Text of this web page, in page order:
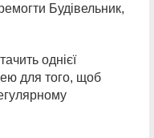
Будівельник,
однієї
для того, щоб